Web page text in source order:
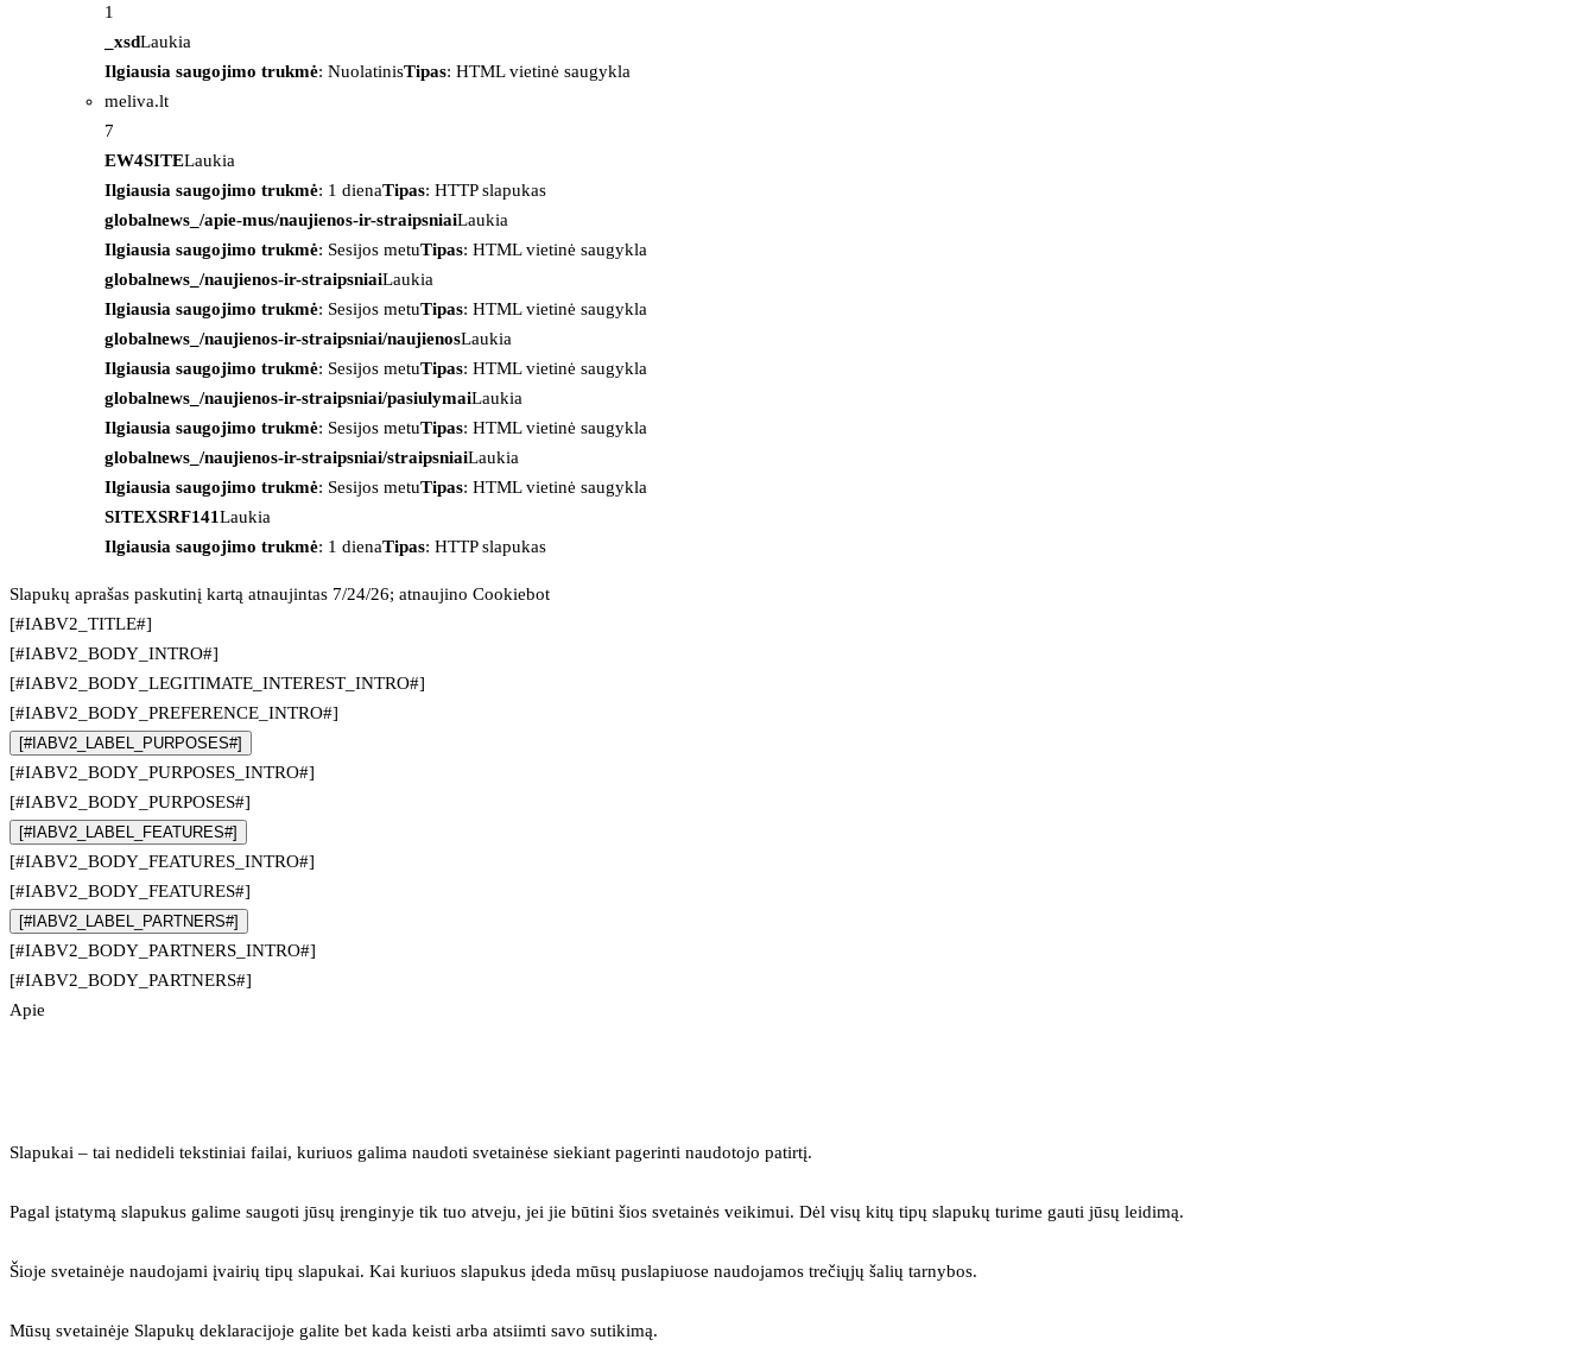
1
_xsdLaukia
Ilgiausia saugojimo trukmė: NuolatinisTipas: HTML vietinė saugykla
meliva.lt
7
EW4SITELaukia
Ilgiausia saugojimo trukmė: 1 dienaTipas: HTTP slapukas
globalnews_/apie-mus/naujienos-ir-straipsniaiLaukia
Ilgiausia saugojimo trukmė: Sesijos metuTipas: HTML vietinė saugykla
globalnews_/naujienos-ir-straipsniaiLaukia
Ilgiausia saugojimo trukmė: Sesijos metuTipas: HTML vietinė saugykla
globalnews_/naujienos-ir-straipsniai/naujienosLaukia
Ilgiausia saugojimo trukmė: Sesijos metuTipas: HTML vietinė saugykla
globalnews_/naujienos-ir-straipsniai/pasiulymaiLaukia
Ilgiausia saugojimo trukmė: Sesijos metuTipas: HTML vietinė saugykla
globalnews_/naujienos-ir-straipsniai/straipsniaiLaukia
Ilgiausia saugojimo trukmė: Sesijos metuTipas: HTML vietinė saugykla
SITEXSRF141Laukia
Ilgiausia saugojimo trukmė: 1 dienaTipas: HTTP slapukas
Slapukų aprašas paskutinį kartą atnaujintas 7/24/26; atnaujino Cookiebot
[#IABV2_TITLE#]
[#IABV2_BODY_INTRO#]
[#IABV2_BODY_LEGITIMATE_INTEREST_INTRO#]
[#IABV2_BODY_PREFERENCE_INTRO#]
[#IABV2_LABEL_PURPOSES#]
[#IABV2_BODY_PURPOSES_INTRO#]
[#IABV2_BODY_PURPOSES#]
[#IABV2_LABEL_FEATURES#]
[#IABV2_BODY_FEATURES_INTRO#]
[#IABV2_BODY_FEATURES#]
[#IABV2_LABEL_PARTNERS#]
[#IABV2_BODY_PARTNERS_INTRO#]
[#IABV2_BODY_PARTNERS#]
Apie
Slapukai – tai nedideli tekstiniai failai, kuriuos galima naudoti svetainėse siekiant pagerinti naudotojo patirtį.
Pagal įstatymą slapukus galime saugoti jūsų įrenginyje tik tuo atveju, jei jie būtini šios svetainės veikimui. Dėl visų kitų tipų slapukų turime gauti jūsų leidimą.
Šioje svetainėje naudojami įvairių tipų slapukai. Kai kuriuos slapukus įdeda mūsų puslapiuose naudojamos trečiųjų šalių tarnybos.
Mūsų svetainėje Slapukų deklaracijoje galite bet kada keisti arba atsiimti savo sutikimą.